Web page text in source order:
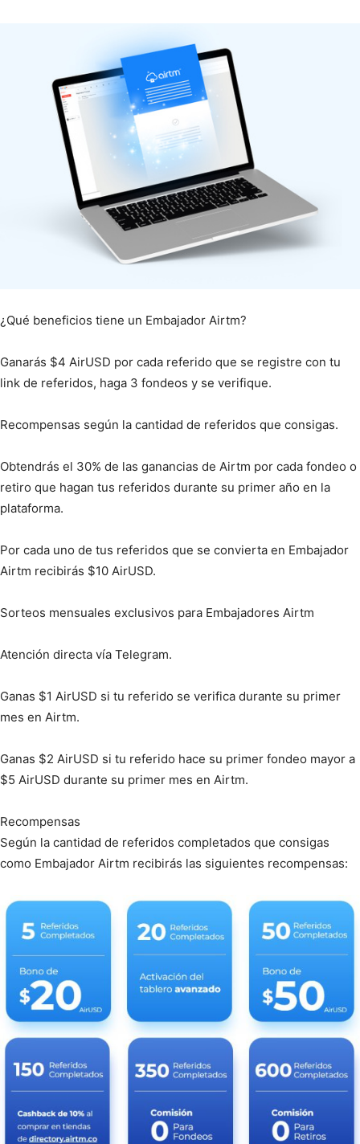
¿Qué beneficios tiene un Embajador Airtm?
Ganarás $4 AirUSD por cada referido que se registre con tu
link de referidos, haga 3 fondeos y se verifique.
Recompensas según la cantidad de referidos que consigas.
Obtendrás el 30% de las ganancias de Airtm por cada fondeo o
retiro que hagan tus referidos durante su primer año en la
plataforma.
Por cada uno de tus referidos que se convierta en Embajador
Airtm recibirás $10 AirUSD.
Sorteos mensuales exclusivos para Embajadores Airtm
Atención directa vía Telegram.
Ganas $1 AirUSD si tu referido se verifica durante su primer
mes en Airtm.
Ganas $2 AirUSD si tu referido hace su primer fondeo mayor a
$5 AirUSD durante su primer mes en Airtm.
Recompensas
Según la cantidad de referidos completados que consigas
como Embajador Airtm recibirás las siguientes recompensas: